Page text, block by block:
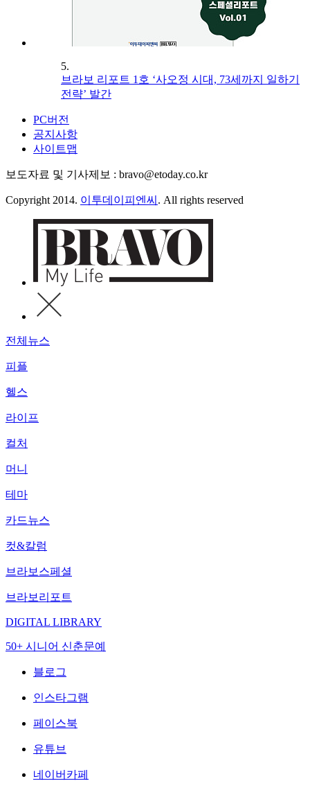
5.
브라보 리포트 1호 ‘사오정 시대, 73세까지 일하기
전략’ 발간
PC버전
공지사항
사이트맵
보도자료 및 기사제보 : bravo@etoday.co.kr
Copyright 2014. 이투데이피엔씨 . All rights reserved
전체뉴스
피플
헬스
라이프
컬처
머니
테마
카드뉴스
컷&칼럼
브라보스페셜
브라보리포트
DIGITAL LIBRARY
50+ 시니어 신춘문예
블로그
인스타그램
페이스북
유튜브
네이버카페